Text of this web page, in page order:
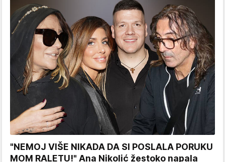
"NEMOJ VIŠE NIKADA DA SI POSLALA PORUKU
MOM RALETU!" Ana Nikolić žestoko napala